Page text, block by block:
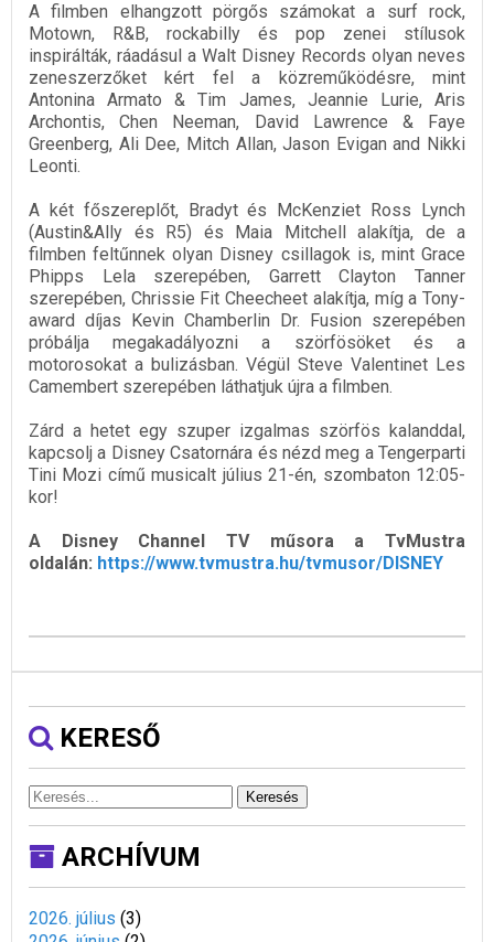
A filmben elhangzott pörgős számokat a surf rock,
Motown, R&B, rockabilly és pop zenei stílusok
inspirálták, ráadásul a Walt Disney Records olyan neves
zeneszerzőket kért fel a közreműködésre, mint
Antonina Armato & Tim James, Jeannie Lurie, Aris
Archontis, Chen Neeman, David Lawrence & Faye
Greenberg, Ali Dee, Mitch Allan, Jason Evigan and Nikki
Leonti.
A két főszereplőt, Bradyt és McKenziet Ross Lynch
(Austin&Ally és R5) és Maia Mitchell alakítja, de a
filmben feltűnnek olyan Disney csillagok is, mint Grace
Phipps Lela szerepében, Garrett Clayton Tanner
szerepében, Chrissie Fit Cheecheet alakítja, míg a Tony-
award díjas Kevin Chamberlin Dr. Fusion szerepében
próbálja megakadályozni a szörfösöket és a
motorosokat a bulizásban. Végül Steve Valentinet Les
Camembert szerepében láthatjuk újra a filmben.
Zárd a hetet egy szuper izgalmas szörfös kalanddal,
kapcsolj a Disney Csatornára és nézd meg a Tengerparti
Tini Mozi című musicalt július 21-én, szombaton 12:05-
kor!
A Disney Channel TV műsora a TvMustra
oldalán: https://www.tvmustra.hu/tvmusor/DISNEY
KERESŐ
Keresés
ARCHÍVUM
2026. július (3)